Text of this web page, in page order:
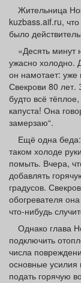
Жительница
kuzbass.aif.ru,
было
«Десять минут
ужасно холодно.
он намотает: уже
Свекрови 80 лет.
будто всё
капуста! Она
замерзаю“.
Ещё одна
таком холоде
помыть. Вчера,
добавлять
градусов.
обогревателя
что‑нибудь
Однако глава
подключить
числа
основные усилия
подать горячую